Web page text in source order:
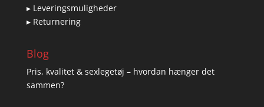
▸ Leveringsmuligheder
▸ Returnering
Blog
Pris, kvalitet & sexlegetøj – hvordan hænger det
sammen?